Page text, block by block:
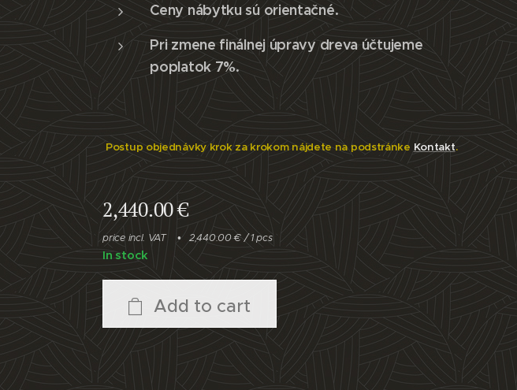
Ceny nábytku sú orientačné.
Pri zmene finálnej úpravy dreva účtujeme
poplatok 7%.
Postup objednávky krok za krokom nájdete na podstránke Kontakt.
2,440.00€
price incl. VAT 2,440.00 € / 1 pcs
In stock
Add to cart